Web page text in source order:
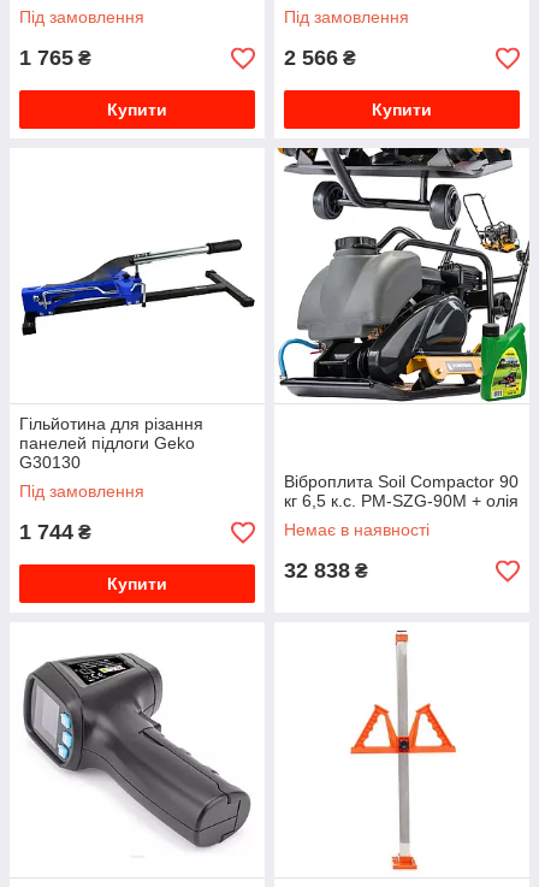
Під замовлення
1 765 ₴
Купити
Під замовлення
2 566 ₴
Купити
Гільйотина для різання
панелей підлоги Geko
G30130
Під замовлення
1 744 ₴
Купити
Віброплита Soil Compactor 90
кг 6,5 к.с. PM-SZG-90M + олія
Немає в наявності
32 838 ₴